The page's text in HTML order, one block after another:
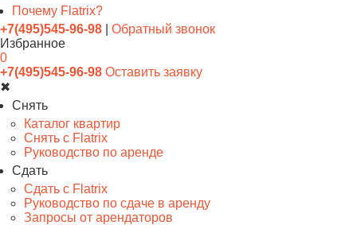
Почему Flatrix?
+7(495)545-96-98
Обратный звонок
Избранное
0
+7(495)545-96-98 Оставить заявку
✖
Снять
Каталог квартир
Снять с Flatrix
Руководство по аренде
Сдать
Сдать с Flatrix
Руководство по сдаче в аренду
Запросы от арендаторов